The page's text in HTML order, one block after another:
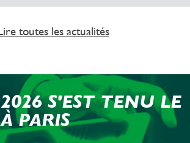
toutes les actualités
S'EST TENU LE
PARIS